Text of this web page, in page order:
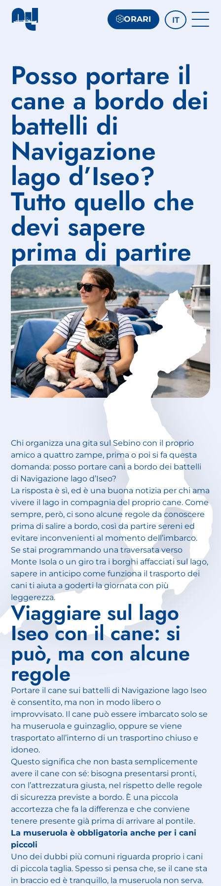
ORARI IT
Posso portare il
cane a bordo dei
battelli di
Navigazione
lago d’Iseo?
Tutto quello che
devi sapere
prima di partire
Chi organizza una gita sul Sebino con il proprio
amico a quattro zampe, prima o poi si fa questa
domanda: posso portare cani a bordo dei battelli
di Navigazione lago d’Iseo?
La risposta è sì, ed è una buona notizia per chi ama
vivere il lago in compagnia del proprio cane. Come
sempre, però, ci sono alcune regole da conoscere
prima di salire a bordo, così da partire sereni ed
evitare inconvenienti al momento dell’imbarco.
Se stai programmando una traversata verso
Monte Isola o un giro tra i borghi affacciati sul lago,
sapere in anticipo come funziona il trasporto dei
cani ti aiuta a goderti la giornata con più
leggerezza.
Viaggiare sul lago
Iseo con il cane: si
può, ma con alcune
regole
Portare il cane sui battelli di Navigazione lago Iseo
è consentito, ma non in modo libero o
improvvisato. Il cane può essere imbarcato solo se
ha museruola e guinzaglio, oppure se viene
trasportato all’interno di un trasportino chiuso e
idoneo.
Questo significa che non basta semplicemente
avere il cane con sé: bisogna presentarsi pronti,
con l’attrezzatura giusta, nel rispetto delle regole
di sicurezza previste a bordo. È una piccola
accortezza che fa la differenza e che conviene
tenere presente già prima di arrivare al pontile.
La museruola è obbligatoria anche per i cani
piccoli
Uno dei dubbi più comuni riguarda proprio i cani
di piccola taglia. Spesso si pensa che, se il cane sta
in braccio ed è tranquillo, la museruola non serva.